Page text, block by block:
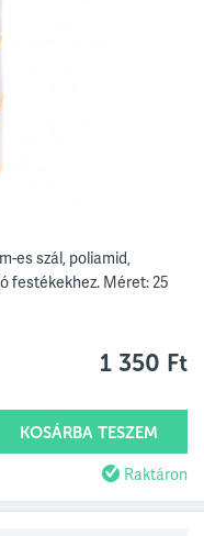
es szál, poliamid,
festékekhez. Méret: 25
1 350 Ft
KOSÁRBA TESZEM
Raktáron